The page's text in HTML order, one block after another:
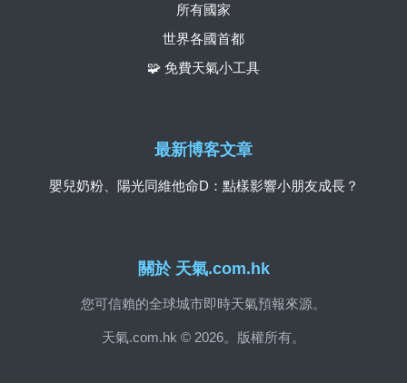
關於 天氣.com.hk
您可信賴的全球城市即時天氣預報來源。
天氣.com.hk © 2026。版權所有。
所有國家
世界各國首都
🧩 免費天氣小工具
最新博客文章
嬰兒奶粉、陽光同維他命D：點樣影響小朋友成長？